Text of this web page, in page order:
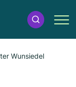
Wunsiedel